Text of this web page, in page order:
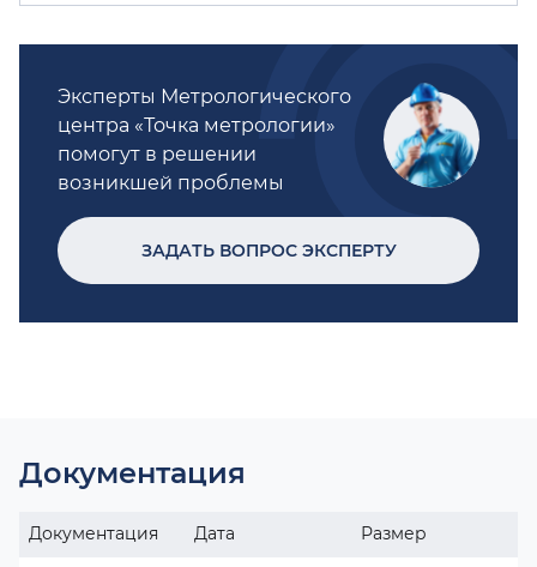
Эксперты Метрологического
центра «Точка метрологии»
помогут в решении
возникшей проблемы
ЗАДАТЬ ВОПРОС ЭКСПЕРТУ
Документация
Документация Дата Размер